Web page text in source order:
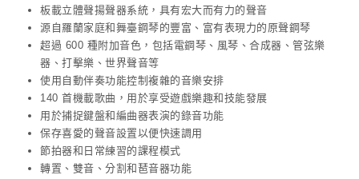
板載立體聲揚聲器系統，具有宏大而有力的聲音
源自羅蘭家庭和舞臺鋼琴的豐富、富有表現力的原聲鋼琴
超過 600 種附加音色，包括電鋼琴、風琴、合成器、管弦樂
器、打擊樂、世界聲音等
使用自動伴奏功能控制複雜的音樂安排
140 首機載歌曲，用於享受遊戲樂趣和技能發展
用於捕捉鍵盤和編曲器表演的錄音功能
保存喜愛的聲音設置以便快速調用
節拍器和日常練習的課程模式
轉置、雙音、分割和琶音器功能